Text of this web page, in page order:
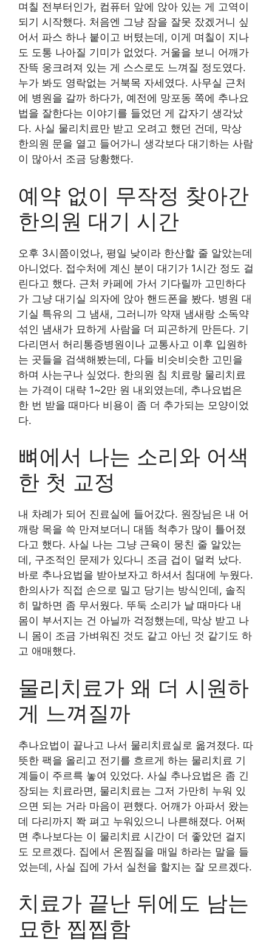
며칠 전부터인가, 컴퓨터 앞에 앉아 있는 게 고역이
되기 시작했다. 처음엔 그냥 잠을 잘못 잤겠거니 싶
어서 파스 하나 붙이고 버텼는데, 이게 며칠이 지나
도 도통 나아질 기미가 없었다. 거울을 보니 어깨가
잔뜩 웅크려져 있는 게 스스로도 느껴질 정도였다.
누가 봐도 영락없는 거북목 자세였다. 사무실 근처
에 병원을 갈까 하다가, 예전에 망포동 쪽에 추나요
법을 잘한다는 이야기를 들었던 게 갑자기 생각났
다. 사실 물리치료만 받고 오려고 했던 건데, 막상
한의원 문을 열고 들어가니 생각보다 대기하는 사람
이 많아서 조금 당황했다.
예약 없이 무작정 찾아간
한의원 대기 시간
오후 3시쯤이었나, 평일 낮이라 한산할 줄 알았는데
아니었다. 접수처에 계신 분이 대기가 1시간 정도 걸
린다고 했다. 근처 카페에 가서 기다릴까 고민하다
가 그냥 대기실 의자에 앉아 핸드폰을 봤다. 병원 대
기실 특유의 그 냄새, 그러니까 약재 냄새랑 소독약
섞인 냄새가 묘하게 사람을 더 피곤하게 만든다. 기
다리면서 허리통증병원이나 교통사고 이후 입원하
는 곳들을 검색해봤는데, 다들 비슷비슷한 고민을
하며 사는구나 싶었다. 한의원 침 치료랑 물리치료
는 가격이 대략 1~2만 원 내외였는데, 추나요법은
한 번 받을 때마다 비용이 좀 더 추가되는 모양이었
다.
뼈에서 나는 소리와 어색
한 첫 교정
내 차례가 되어 진료실에 들어갔다. 원장님은 내 어
깨랑 목을 쓱 만져보더니 대뜸 척추가 많이 틀어졌
다고 했다. 사실 나는 그냥 근육이 뭉친 줄 알았는
데, 구조적인 문제가 있다니 조금 겁이 덜컥 났다.
바로 추나요법을 받아보자고 하셔서 침대에 누웠다.
한의사가 직접 손으로 밀고 당기는 방식인데, 솔직
히 말하면 좀 무서웠다. 뚜둑 소리가 날 때마다 내
몸이 부서지는 건 아닐까 걱정했는데, 막상 받고 나
니 몸이 조금 가벼워진 것도 같고 아닌 것 같기도 하
고 애매했다.
물리치료가 왜 더 시원하
게 느껴질까
추나요법이 끝나고 나서 물리치료실로 옮겨졌다. 따
뜻한 팩을 올리고 전기를 흐르게 하는 물리치료 기
계들이 주르륵 놓여 있었다. 사실 추나요법은 좀 긴
장되는 치료라면, 물리치료는 그저 가만히 누워 있
으면 되는 거라 마음이 편했다. 어깨가 아파서 왔는
데 다리까지 쫙 펴고 누워있으니 나른해졌다. 어쩌
면 추나보다는 이 물리치료 시간이 더 좋았던 걸지
도 모르겠다. 집에서 온찜질을 매일 하라는 말을 들
었는데, 사실 집에 가서 실천을 할지는 잘 모르겠다.
치료가 끝난 뒤에도 남는
묘한 찝찝함